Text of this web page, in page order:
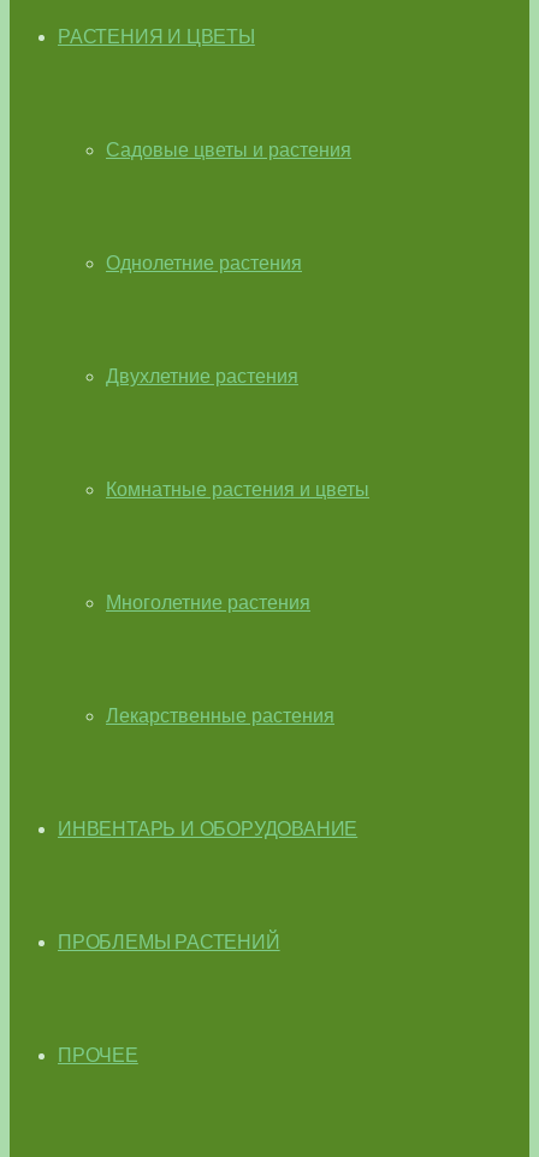
РАСТЕНИЯ И ЦВЕТЫ
Садовые цветы и растения
Однолетние растения
Двухлетние растения
Комнатные растения и цветы
Многолетние растения
Лекарственные растения
ИНВЕНТАРЬ И ОБОРУДОВАНИЕ
ПРОБЛЕМЫ РАСТЕНИЙ
ПРОЧЕЕ